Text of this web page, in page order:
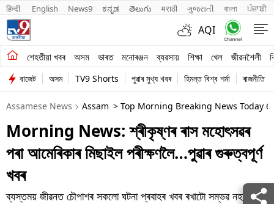
हिन्दी English News9 ಕನ್ನಡ తెలుగు मराठी ગુજરાતી বাংলা ਪੰਜਾਬੀ
AQI
শেহতীয়া খবৰ অসম ভাৰত মনোৰঞ্জন ব্যৱসায় শিক্ষা খেল জীৱনশৈলী
শেহতীয়া খবৰ
অসম
ভাৰত
মনোৰঞ্জন
শিক্ষা
বাজেট অসম TV9 Shorts পুৱাৰ মুখ্য খবৰ হিমন্ত বিশ্ব শৰ্মা ৰাজনীতি
Assamese News Assam > Top Morning Breaking News Today
Morning News: শ্ৰীকৃষ্ণৰ ৰাস মহোৎসৱৰ
পৰা আমেৰিকাৰ মিছাইল পৰীক্ষণলৈ…পুৱাৰ গুৰুত্বপূৰ্ণ
খবৰ
ব্যস্তময় জীৱনত চৌপাশৰ সকলো ঘটনা প্ৰবাহৰ খবৰ ৰখাটো সম্ভৱ নহয়।